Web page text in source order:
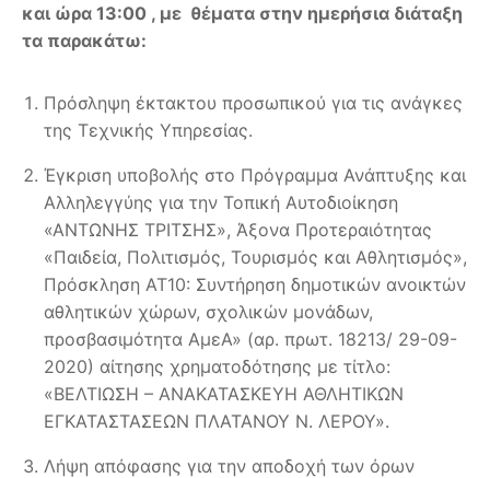
και ώρα 13:00 , με θέματα στην ημερήσια διάταξη
τα παρακάτω:
Πρόσληψη έκτακτου προσωπικού για τις ανάγκες
της Τεχνικής Υπηρεσίας.
Έγκριση υποβολής στο Πρόγραμμα Ανάπτυξης και
Αλληλεγγύης για την Τοπική Αυτοδιοίκηση
«ΑΝΤΩΝΗΣ ΤΡΙΤΣΗΣ», Άξονα Προτεραιότητας
«Παιδεία, Πολιτισμός, Τουρισμός και Αθλητισμός»,
Πρόσκληση ΑΤ10: Συντήρηση δημοτικών ανοικτών
αθλητικών χώρων, σχολικών μονάδων,
προσβασιμότητα ΑμεΑ» (αρ. πρωτ. 18213/ 29-09-
2020) αίτησης χρηματοδότησης με τίτλο:
«ΒΕΛΤΙΩΣΗ – ΑΝΑΚΑΤΑΣΚΕΥΗ ΑΘΛΗΤΙΚΩΝ
ΕΓΚΑΤΑΣΤΑΣΕΩΝ ΠΛΑΤΑΝΟΥ Ν. ΛΕΡΟΥ».
Λήψη απόφασης για την αποδοχή των όρων